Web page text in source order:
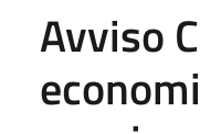
Avviso